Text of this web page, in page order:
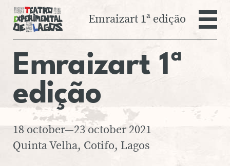
Teatro
Emraizart 1ª edição
AGENDA
AULAS REGULARES
ESPECTÁCULOS
EMRAIZART 5ª EDIÇÃO
EMRAIZART 3ª EDIÇÃO
PRIMAVERA
Em­rai­zart 1ª
edição
18 october—23 october 2021
Quinta Velha, Cotifo, Lagos